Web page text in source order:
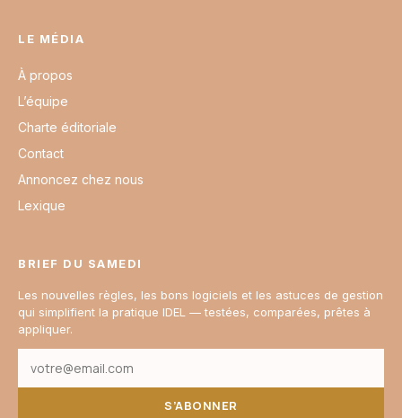
LE MÉDIA
À propos
L’équipe
Charte éditoriale
Contact
Annoncez chez nous
Lexique
BRIEF DU SAMEDI
Les nouvelles règles, les bons logiciels et les astuces de gestion
qui simplifient la pratique IDEL — testées, comparées, prêtes à
appliquer.
S’ABONNER